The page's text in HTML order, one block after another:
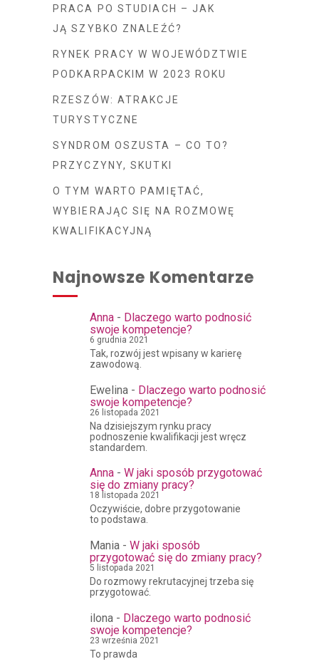
PRACA PO STUDIACH – JAK
JĄ SZYBKO ZNALEŹĆ?
RYNEK PRACY W WOJEWÓDZTWIE
PODKARPACKIM W 2023 ROKU
RZESZÓW: ATRAKCJE
TURYSTYCZNE
SYNDROM OSZUSTA – CO TO?
PRZYCZYNY, SKUTKI
O TYM WARTO PAMIĘTAĆ,
WYBIERAJĄC SIĘ NA ROZMOWĘ
KWALIFIKACYJNĄ
Najnowsze Komentarze
Anna - Dlaczego warto podnosić
swoje kompetencje?
6 grudnia 2021
Tak, rozwój jest wpisany w karierę
zawodową.
Ewelina - Dlaczego warto podnosić
swoje kompetencje?
26 listopada 2021
Na dzisiejszym rynku pracy
podnoszenie kwalifikacji jest wręcz
standardem.
Anna - W jaki sposób przygotować
się do zmiany pracy?
18 listopada 2021
Oczywiście, dobre przygotowanie
to podstawa.
Mania - W jaki sposób
przygotować się do zmiany pracy?
5 listopada 2021
Do rozmowy rekrutacyjnej trzeba się
przygotować.
ilona - Dlaczego warto podnosić
swoje kompetencje?
23 września 2021
To prawda